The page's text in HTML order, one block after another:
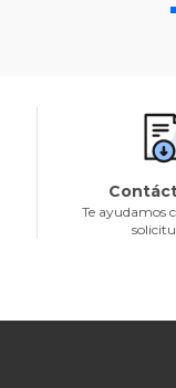
Te ayudamos